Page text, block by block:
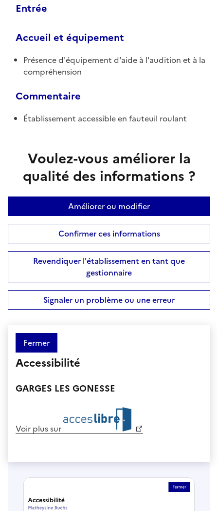
Entrée
Accueil et équipement
Présence d'équipement d'aide à l'audition et à la
compréhension
Commentaire
Établissement accessible en fauteuil roulant
Voulez-vous améliorer la
qualité des informations ?
Améliorer ou modifier
Confirmer ces informations
Revendiquer l'établissement en tant que
gestionnaire
Signaler un problème ou une erreur
Fermer
Accessibilité
GARGES LES GONESSE
Voir plus sur